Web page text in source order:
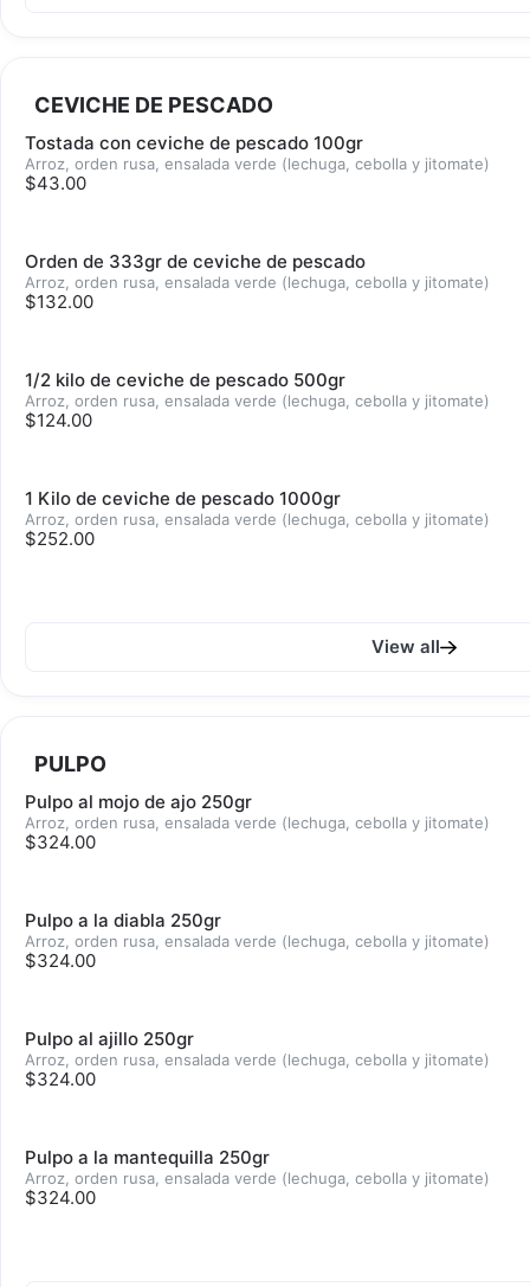
CEVICHE DE PESCADO
Tostada con ceviche de pescado 100gr
Arroz, orden rusa, ensalada verde (lechuga, cebolla y jitomate)
$43.00
Orden de 333gr de ceviche de pescado
Arroz, orden rusa, ensalada verde (lechuga, cebolla y jitomate)
$132.00
1/2 kilo de ceviche de pescado 500gr
Arroz, orden rusa, ensalada verde (lechuga, cebolla y jitomate)
$124.00
1 Kilo de ceviche de pescado 1000gr
Arroz, orden rusa, ensalada verde (lechuga, cebolla y jitomate)
$252.00
View all
PULPO
Pulpo al mojo de ajo 250gr
Arroz, orden rusa, ensalada verde (lechuga, cebolla y jitomate)
$324.00
Pulpo a la diabla 250gr
Arroz, orden rusa, ensalada verde (lechuga, cebolla y jitomate)
$324.00
Pulpo al ajillo 250gr
Arroz, orden rusa, ensalada verde (lechuga, cebolla y jitomate)
$324.00
Pulpo a la mantequilla 250gr
Arroz, orden rusa, ensalada verde (lechuga, cebolla y jitomate)
$324.00